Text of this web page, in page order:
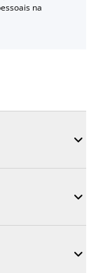
na


